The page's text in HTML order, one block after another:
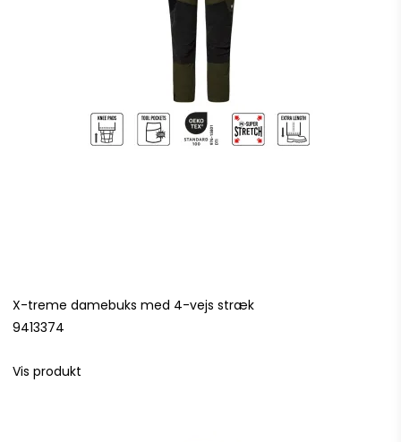
X-treme damebuks med 4-vejs stræk
9413374
Vis produkt